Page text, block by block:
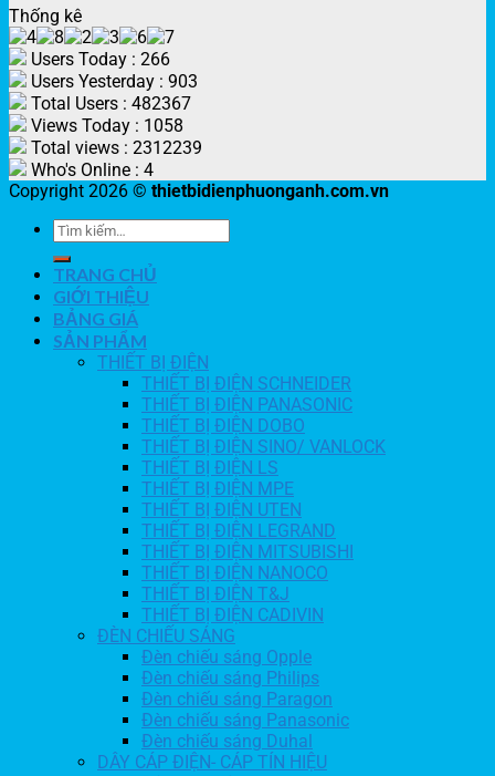
Thống kê
Users Today : 266
Users Yesterday : 903
Total Users : 482367
Views Today : 1058
Total views : 2312239
Who's Online : 4
Copyright 2026 © thietbidienphuonganh.com.vn
TRANG CHỦ
GIỚI THIỆU
BẢNG GIÁ
SẢN PHẨM
THIẾT BỊ ĐIỆN
THIẾT BỊ ĐIỆN SCHNEIDER
THIẾT BỊ ĐIỆN PANASONIC
THIẾT BỊ ĐIỆN DOBO
THIẾT BỊ ĐIỆN SINO/ VANLOCK
THIẾT BỊ ĐIỆN LS
THIẾT BỊ ĐIỆN MPE
THIẾT BỊ ĐIỆN UTEN
THIẾT BỊ ĐIỆN LEGRAND
THIẾT BỊ ĐIỆN MITSUBISHI
THIẾT BỊ ĐIỆN NANOCO
THIẾT BỊ ĐIỆN T&J
THIẾT BỊ ĐIỆN CADIVIN
ĐÈN CHIẾU SÁNG
Đèn chiếu sáng Opple
Đèn chiếu sáng Philips
Đèn chiếu sáng Paragon
Đèn chiếu sáng Panasonic
Đèn chiếu sáng Duhal
DÂY CÁP ĐIỆN- CÁP TÍN HIỆU